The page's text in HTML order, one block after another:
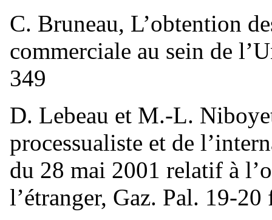
C. Bruneau, L’obtention
commerciale au sein de
349
D. Lebeau et M.-L.
processualiste et de
du 28 mai 2001 relatif à
l’étranger, Gaz. Pal. 19-